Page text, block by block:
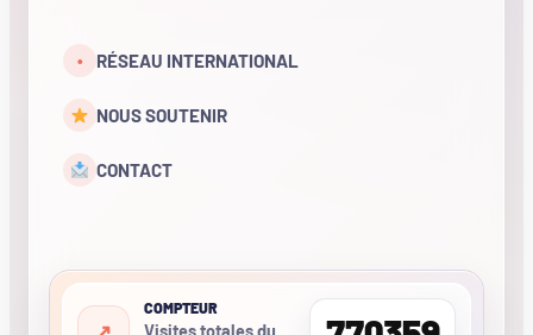
• RÉSEAU INTERNATIONAL
NOUS SOUTENIR
CONTACT
COMPTEUR
Visites totales du